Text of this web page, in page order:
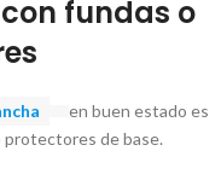
fundas o
en buen estado es
protectores de base.